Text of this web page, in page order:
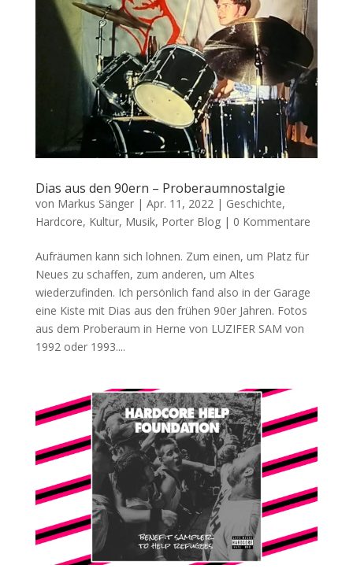
Dias aus den 90ern – Proberaumnostalgie
von Markus Sänger| Apr. 11, 2022| Geschichte,
Hardcore, Kultur, Musik, Porter Blog| 0 Kommentare
Aufräumen kann sich lohnen. Zum einen, um Platz für
Neues zu schaffen, zum anderen, um Altes
wiederzufinden. Ich persönlich fand also in der Garage
eine Kiste mit Dias aus den frühen 90er Jahren. Fotos
aus dem Proberaum in Herne von LUZIFER SAM von
1992 oder 1993....